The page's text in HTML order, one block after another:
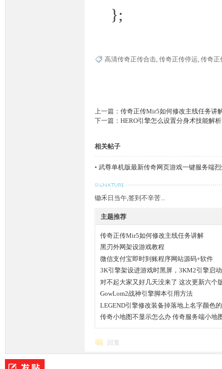
};
高清传奇正传合击, 传奇正传停运, 传奇正
上一篇： 传奇正传Mir5如何修改主线任务讲
下一篇： HERO引擎怎么设置分身术技能解析
相关帖子
• 武尊单机版最新传奇网页游戏一键服务端
锄禾日当午,签到不辛苦...
主题推荐
传奇正传Mir5如何修改主线任务讲解
黑刃外网架设游戏教程
微信支付宝即时到账程序网站源码+软件
3K引擎架设进游戏时黑屏，3KM2引擎启
对不起大家又好几天没来了 这次更新六个
GowLom2战神引擎脚本引用方法
LEGEND引擎修改装备掉落地上名字颜色
传奇小地图不显示怎么办 传奇服务端小地
回复